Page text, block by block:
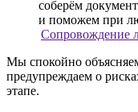
Сопровождение
Мы спокойно
предупреждаем о
этапе.